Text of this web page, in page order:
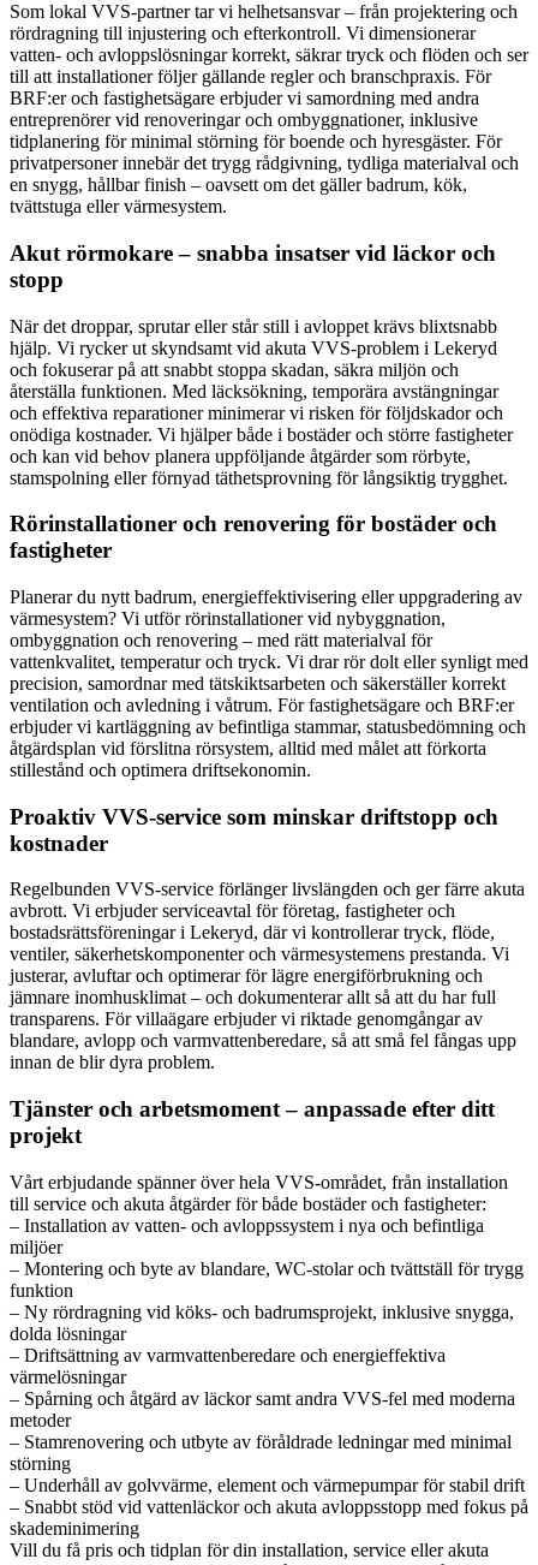
Som lokal VVS-partner tar vi helhetsansvar – från projektering och
rördragning till injustering och efterkontroll. Vi dimensionerar
vatten- och avloppslösningar korrekt, säkrar tryck och flöden och ser
till att installationer följer gällande regler och branschpraxis. För
BRF:er och fastighetsägare erbjuder vi samordning med andra
entreprenörer vid renoveringar och ombyggnationer, inklusive
tidplanering för minimal störning för boende och hyresgäster. För
privatpersoner innebär det trygg rådgivning, tydliga materialval och
en snygg, hållbar finish – oavsett om det gäller badrum, kök,
tvättstuga eller värmesystem.
Akut rörmokare – snabba insatser vid läckor och
stopp
När det droppar, sprutar eller står still i avloppet krävs blixtsnabb
hjälp. Vi rycker ut skyndsamt vid akuta VVS-problem i Lekeryd
och fokuserar på att snabbt stoppa skadan, säkra miljön och
återställa funktionen. Med läcksökning, temporära avstängningar
och effektiva reparationer minimerar vi risken för följdskador och
onödiga kostnader. Vi hjälper både i bostäder och större fastigheter
och kan vid behov planera uppföljande åtgärder som rörbyte,
stamspolning eller förnyad täthetsprovning för långsiktig trygghet.
Rörinstallationer och renovering för bostäder och
fastigheter
Planerar du nytt badrum, energieffektivisering eller uppgradering av
värmesystem? Vi utför rörinstallationer vid nybyggnation,
ombyggnation och renovering – med rätt materialval för
vattenkvalitet, temperatur och tryck. Vi drar rör dolt eller synligt med
precision, samordnar med tätskiktsarbeten och säkerställer korrekt
ventilation och avledning i våtrum. För fastighetsägare och BRF:er
erbjuder vi kartläggning av befintliga stammar, statusbedömning och
åtgärdsplan vid förslitna rörsystem, alltid med målet att förkorta
stillestånd och optimera driftsekonomin.
Proaktiv VVS-service som minskar driftstopp och
kostnader
Regelbunden VVS-service förlänger livslängden och ger färre akuta
avbrott. Vi erbjuder serviceavtal för företag, fastigheter och
bostadsrättsföreningar i Lekeryd, där vi kontrollerar tryck, flöde,
ventiler, säkerhetskomponenter och värmesystemens prestanda. Vi
justerar, avluftar och optimerar för lägre energiförbrukning och
jämnare inomhusklimat – och dokumenterar allt så att du har full
transparens. För villaägare erbjuder vi riktade genomgångar av
blandare, avlopp och varmvattenberedare, så att små fel fångas upp
innan de blir dyra problem.
Tjänster och arbetsmoment – anpassade efter ditt
projekt
Vårt erbjudande spänner över hela VVS-området, från installation
till service och akuta åtgärder för både bostäder och fastigheter:
– Installation av vatten- och avloppssystem i nya och befintliga
miljöer
– Montering och byte av blandare, WC-stolar och tvättställ för trygg
funktion
– Ny rördragning vid köks- och badrumsprojekt, inklusive snygga,
dolda lösningar
– Driftsättning av varmvattenberedare och energieffektiva
värmelösningar
– Spårning och åtgärd av läckor samt andra VVS-fel med moderna
metoder
– Stamrenovering och utbyte av föråldrade ledningar med minimal
störning
– Underhåll av golvvärme, element och värmepumpar för stabil drift
– Snabbt stöd vid vattenläckor och akuta avloppsstopp med fokus på
skademinimering
Vill du få pris och tidplan för din installation, service eller akuta